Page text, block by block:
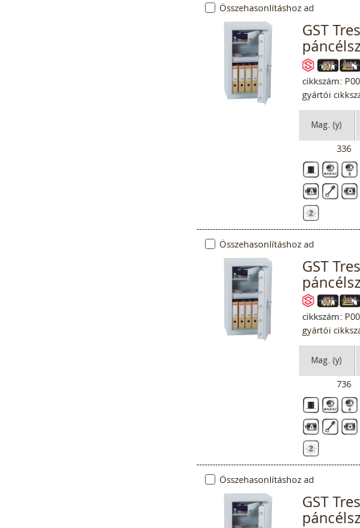
Összehasonlításhoz ad
GST
cikkszám:
gyártói
Mag. (y)
336
Összehasonlításhoz ad
GST
cikkszám:
gyártói
Mag. (y)
736
Összehasonlításhoz ad
GST